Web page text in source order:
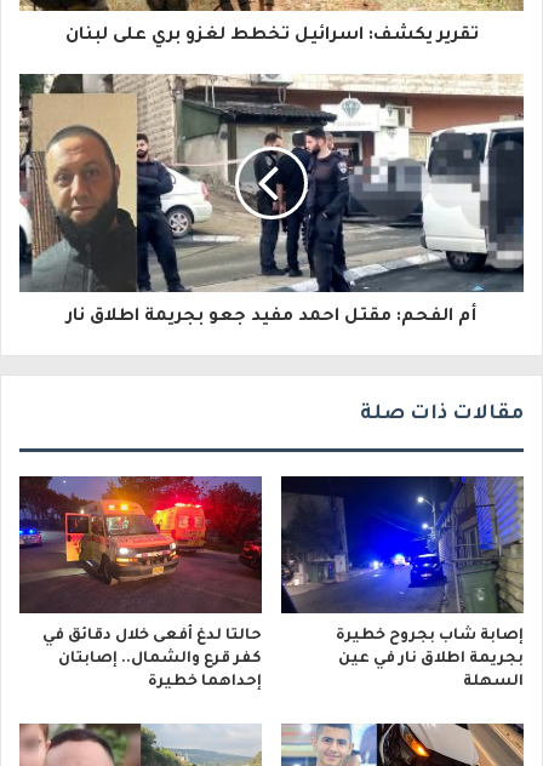
ا
إ
ل
ت
ر
ن
تقرير يكشف: اسرائيل تخطط لغزو بري على لبنان
أم الفحم: مقتل احمد مفيد جعو بجريمة اطلاق نار
مقالات ذات صلة
إصابة شاب بجروح خطيرة
بجريمة اطلاق نار في عين
السهلة
حالتا لدغ أفعى خلال دقائق في
كفر قرع والشمال.. إصابتان
إحداهما خطيرة